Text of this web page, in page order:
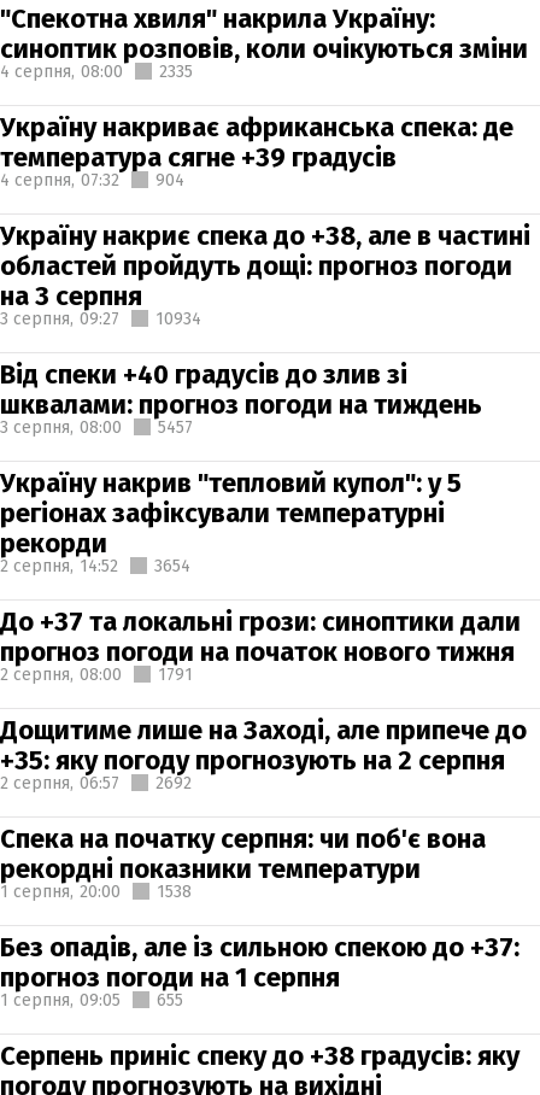
"Спекотна хвиля" накрила Україну:
синоптик розповів, коли очікуються зміни
4 серпня, 08:00 2335
Україну накриває африканська спека: де
температура сягне +39 градусів
4 серпня, 07:32 904
Україну накриє спека до +38, але в частині
областей пройдуть дощі: прогноз погоди
на 3 серпня
3 серпня, 09:27 10934
Від спеки +40 градусів до злив зі
шквалами: прогноз погоди на тиждень
3 серпня, 08:00 5457
Україну накрив "тепловий купол": у 5
регіонах зафіксували температурні
рекорди
2 серпня, 14:52 3654
До +37 та локальні грози: синоптики дали
прогноз погоди на початок нового тижня
2 серпня, 08:00 1791
Дощитиме лише на Заході, але припече до
+35: яку погоду прогнозують на 2 серпня
2 серпня, 06:57 2692
Спека на початку серпня: чи поб'є вона
рекордні показники температури
1 серпня, 20:00 1538
Без опадів, але із сильною спекою до +37:
прогноз погоди на 1 серпня
1 серпня, 09:05 655
Серпень приніс спеку до +38 градусів: яку
погоду прогнозують на вихідні